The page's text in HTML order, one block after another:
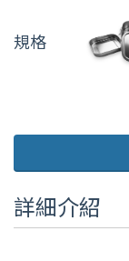
規格
詳細介紹